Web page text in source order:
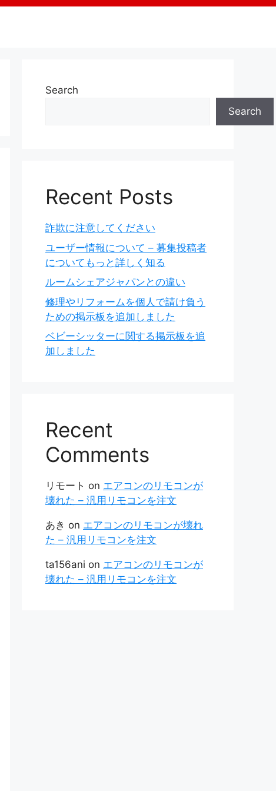
Search
Search
Recent Posts
詐欺に注意してください
ユーザー情報について – 募集投稿者
についてもっと詳しく知る
ルームシェアジャパンとの違い
修理やリフォームを個人で請け負う
ための掲示板を追加しました
ベビーシッターに関する掲示板を追
加しました
Recent
Comments
リモート on エアコンのリモコンが
壊れた – 汎用リモコンを注文
あき on エアコンのリモコンが壊れ
た – 汎用リモコンを注文
ta156ani on エアコンのリモコンが
壊れた – 汎用リモコンを注文